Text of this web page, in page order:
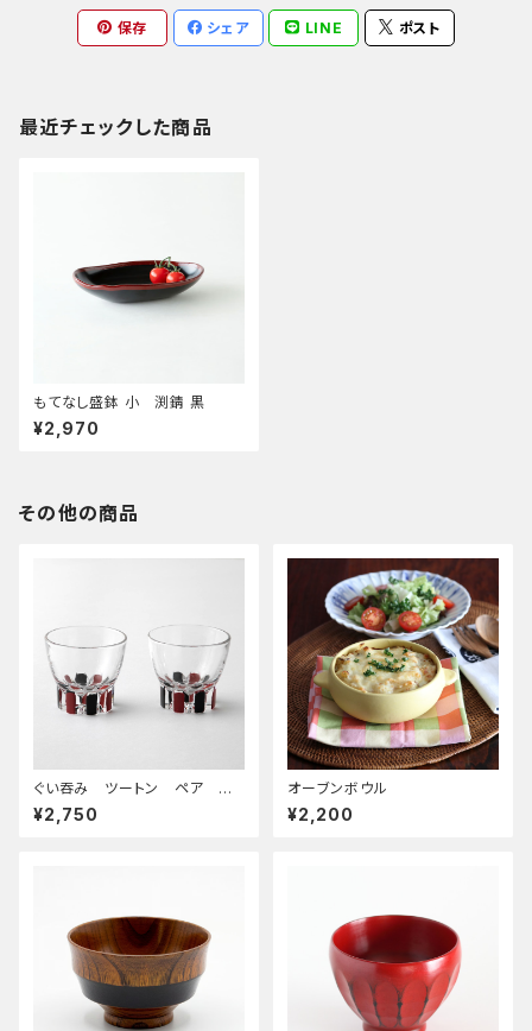
保存 シェア LINE ポスト
最近チェックした商品
もてなし盛鉢 小 渕錆 黒
¥2,970
その他の商品
ぐい吞み ツートン ペア 箱
入
¥2,750
オーブンボウル
¥2,200